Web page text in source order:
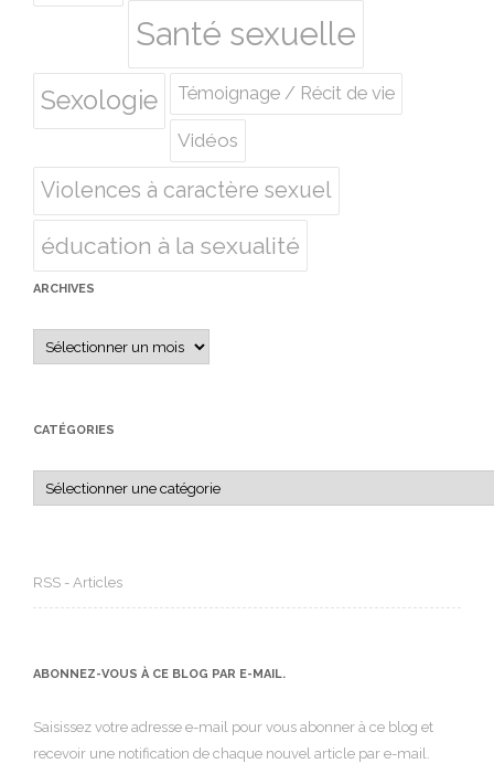
Santé sexuelle
Sexologie Témoignage / Récit de vie
Vidéos
Violences à caractère sexuel
éducation à la sexualité
ARCHIVES
Archives
CATÉGORIES
Catégories
RSS - Articles
ABONNEZ-VOUS À CE BLOG PAR E-MAIL.
Saisissez votre adresse e-mail pour vous abonner à ce blog et
recevoir une notification de chaque nouvel article par e-mail.